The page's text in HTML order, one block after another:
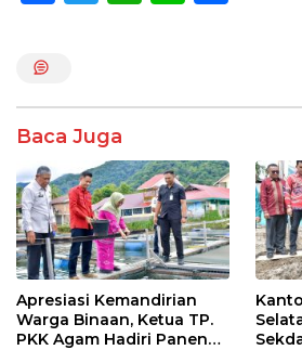
o
o
k
p
p
Baca Juga
Apresiasi Kemandirian
Warga Binaan, Ketua TP.
PKK Agam Hadiri Panen